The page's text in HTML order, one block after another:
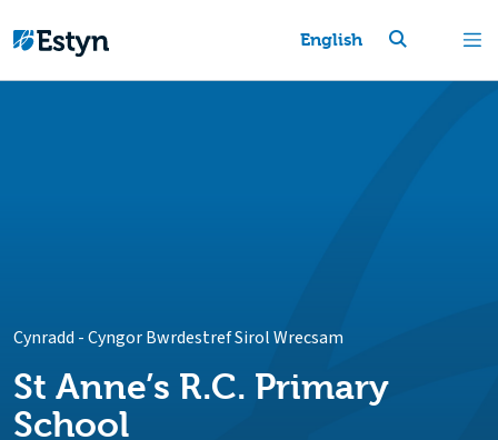
English
Cynradd -Cyngor Bwrdestref Sirol Wrecsam
St Anne’s R.C. Primary
School